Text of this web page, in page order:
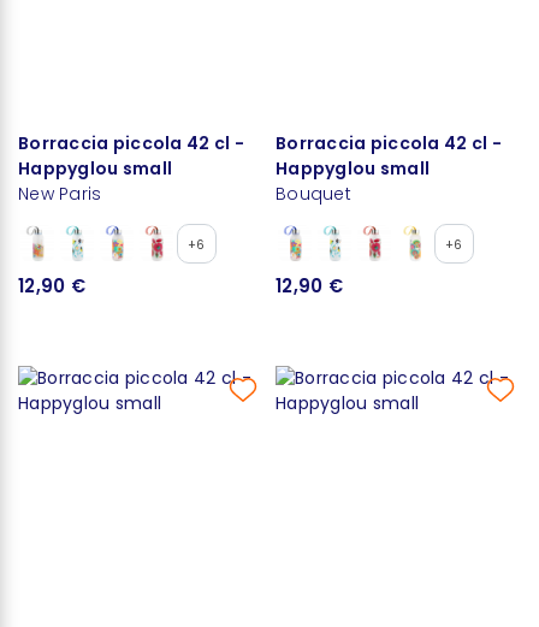
Borraccia piccola 42 cl -
Happyglou small
New Paris
+6
12,90 €
Borraccia piccola 42 cl -
Happyglou small
Bouquet
+6
12,90 €